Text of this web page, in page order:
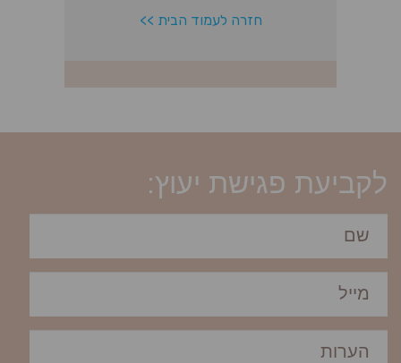
לקביעת פגישת יעוץ: